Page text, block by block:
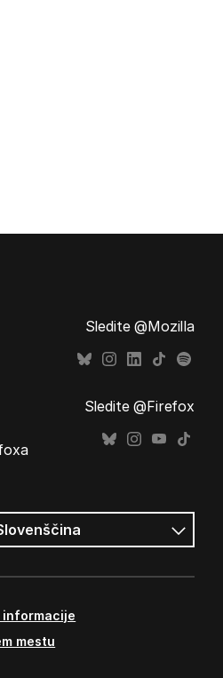
Sledite @Mozilla
Sledite @Firefox
informacije
mestu